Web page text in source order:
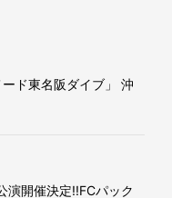
ド東名阪ダイブ」 沖
演開催決定!!FCパック